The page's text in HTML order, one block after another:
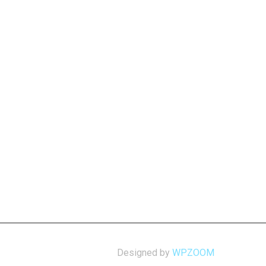
Designed by WPZOOM